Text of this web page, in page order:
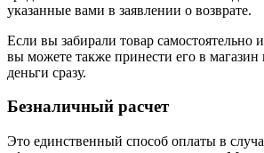
указанные вами в заявлении о возврате.
Если вы забирали товар самостоятельно
вы можете также принести его в
деньги сразу.
Безналичный расчет
Это единственный способ оплаты в